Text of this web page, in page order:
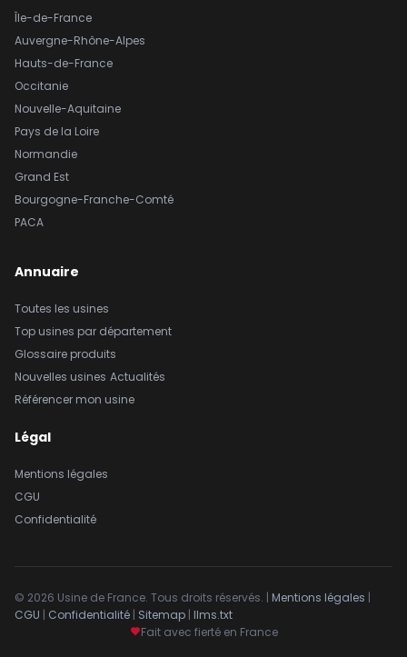
Île-de-France
Auvergne-Rhône-Alpes
Hauts-de-France
Occitanie
Nouvelle-Aquitaine
Pays de la Loire
Normandie
Grand Est
Bourgogne-Franche-Comté
PACA
Annuaire
Toutes les usines
Top usines par département
Glossaire produits
Nouvelles usines Actualités
Référencer mon usine
Légal
Mentions légales
CGU
Confidentialité
© 2026 Usine de France. Tous droits réservés. | Mentions légales |
CGU | Confidentialité | Sitemap | llms.txt
Fait avec fierté en France